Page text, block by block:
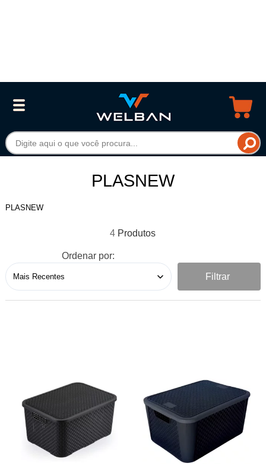
PLASNEW
PLASNEW
4
Ordenar por:
Filtrar